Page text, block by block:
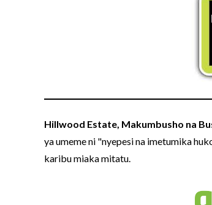
Hillwood Estate, Makumbusho na
ya umeme ni "nyepesi na imetumika
karibu miaka mitatu.